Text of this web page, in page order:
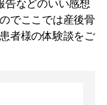
告などのいい感想
でここでは産後骨
者様の体験談をご